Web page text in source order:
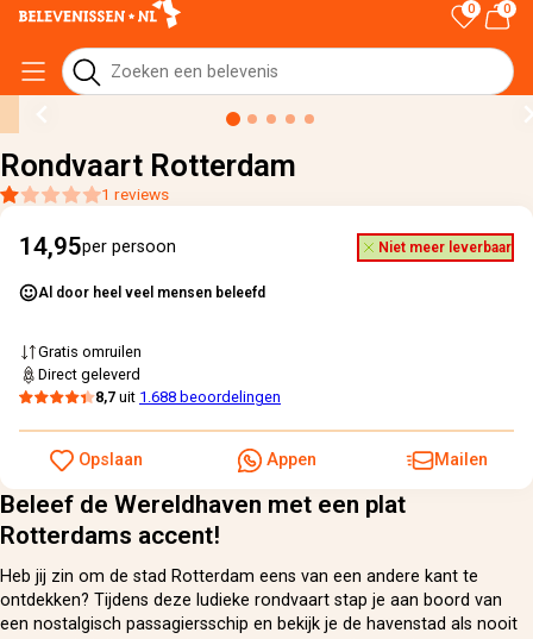
0 0
› Rondvaart Rotterdam
Rondvaart Rotterdam
1 reviews
Beleef de Wereldhaven met een plat
Rotterdams accent!
Heb jij zin om de stad Rotterdam eens van een andere kant te
ontdekken? Tijdens deze ludieke rondvaart stap je aan boord van
een nostalgisch passagiersschip en bekijk je de havenstad als nooit
14,95per persoon Niet meer leverbaar
Al door heel veel mensen beleefd
Gratis omruilen
Direct geleverd
8,7 uit 1.688 beoordelingen
Opslaan Appen Mailen